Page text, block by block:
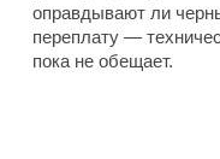
оправдывают ли
переплату —
пока не обещает.